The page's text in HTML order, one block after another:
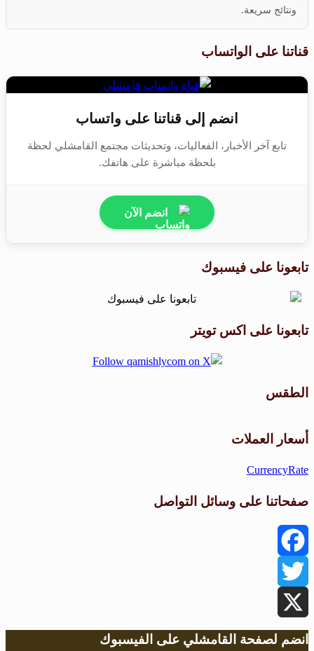
ونتائج سريعة.
قناتنا على الواتساب
انضم إلى قناتنا على واتساب
تابع آخر الأخبار، الفعاليات، وتحديثات مجتمع القامشلي لحظة
بلحظة مباشرة على هاتفك.
انضم الآن
تابعونا على فيسبوك
تابعونا على اكس تويتر
الطقس
أسعار العملات
CurrencyRate
صفحاتنا على وسائل التواصل
Facebook
Twitter
X
انضم لصفحة القامشلي على الفيسبوك